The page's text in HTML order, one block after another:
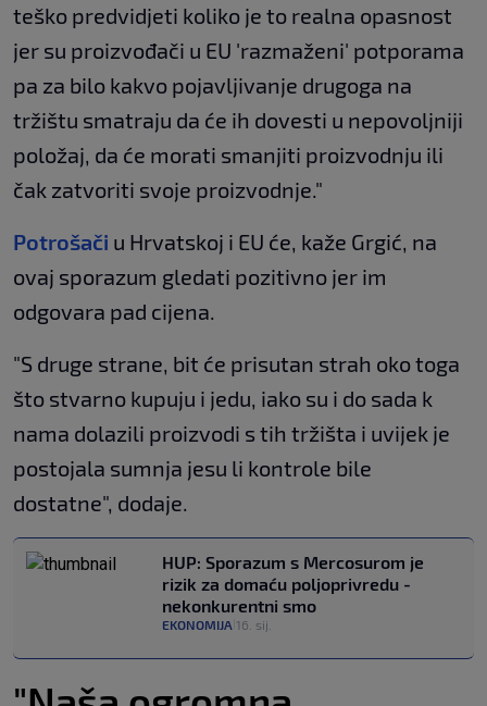
teško predvidjeti koliko je to realna opasnost
jer su proizvođači u EU 'razmaženi' potporama
pa za bilo kakvo pojavljivanje drugoga na
tržištu smatraju da će ih dovesti u nepovoljniji
položaj, da će morati smanjiti proizvodnju ili
čak zatvoriti svoje proizvodnje."
Potrošači u Hrvatskoj i EU će, kaže Grgić, na
ovaj sporazum gledati pozitivno jer im
odgovara pad cijena.
"S druge strane, bit će prisutan strah oko toga
što stvarno kupuju i jedu, iako su i do sada k
nama dolazili proizvodi s tih tržišta i uvijek je
postojala sumnja jesu li kontrole bile
dostatne", dodaje.
HUP: Sporazum s Mercosurom je
rizik za domaću poljoprivredu -
nekonkurentni smo
EKONOMIJA 16. sij.